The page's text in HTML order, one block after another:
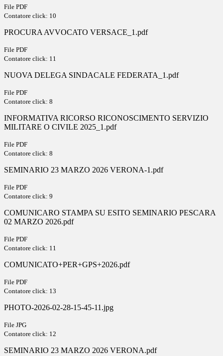
File PDF
Contatore click: 10
PROCURA AVVOCATO VERSACE_1.pdf
File PDF
Contatore click: 11
NUOVA DELEGA SINDACALE FEDERATA_1.pdf
File PDF
Contatore click: 8
INFORMATIVA RICORSO RICONOSCIMENTO SERVIZIO
MILITARE O CIVILE 2025_1.pdf
File PDF
Contatore click: 8
SEMINARIO 23 MARZO 2026 VERONA-1.pdf
File PDF
Contatore click: 9
COMUNICARO STAMPA SU ESITO SEMINARIO PESCARA
02 MARZO 2026.pdf
File PDF
Contatore click: 11
COMUNICATO+PER+GPS+2026.pdf
File PDF
Contatore click: 13
PHOTO-2026-02-28-15-45-11.jpg
File JPG
Contatore click: 12
SEMINARIO 23 MARZO 2026 VERONA.pdf